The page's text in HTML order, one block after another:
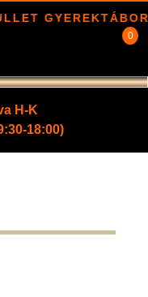
GYEREKTÁBOR
0
H-K
18:00)